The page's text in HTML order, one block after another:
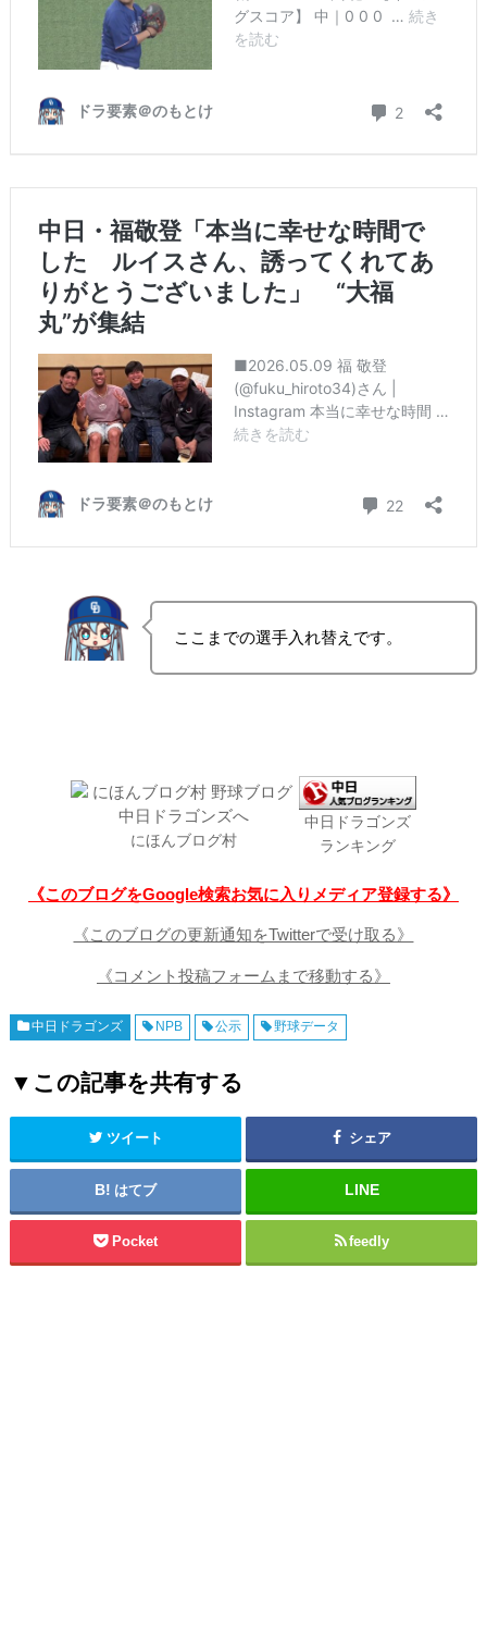
ここまでの選手入れ替えです。
にほんブログ村
中日ドラゴンズ
ランキング
《このブログをGoogle検索お気に入りメディア登録する》
《このブログの更新通知をTwitterで受け取る》
《コメント投稿フォームまで移動する》
中日ドラゴンズ NPB 公示 野球データ
▼この記事を共有する
ツイート シェア
はてブ
Pocket feedly